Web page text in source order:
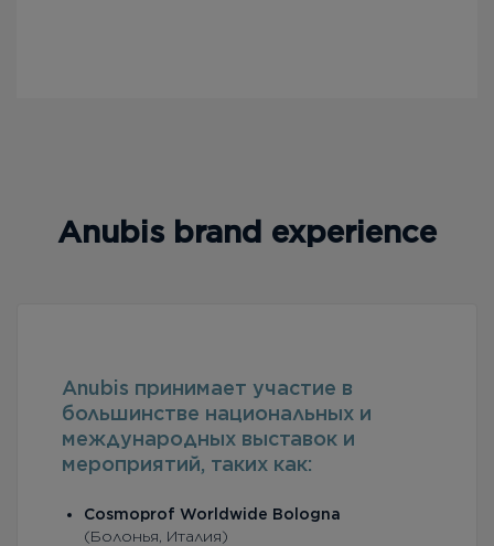
Anubis brand experience
Anubis принимает участие в
большинстве национальных и
международных выставок и
мероприятий, таких как:
Cosmoprof Worldwide Bologna
(Болонья, Италия)